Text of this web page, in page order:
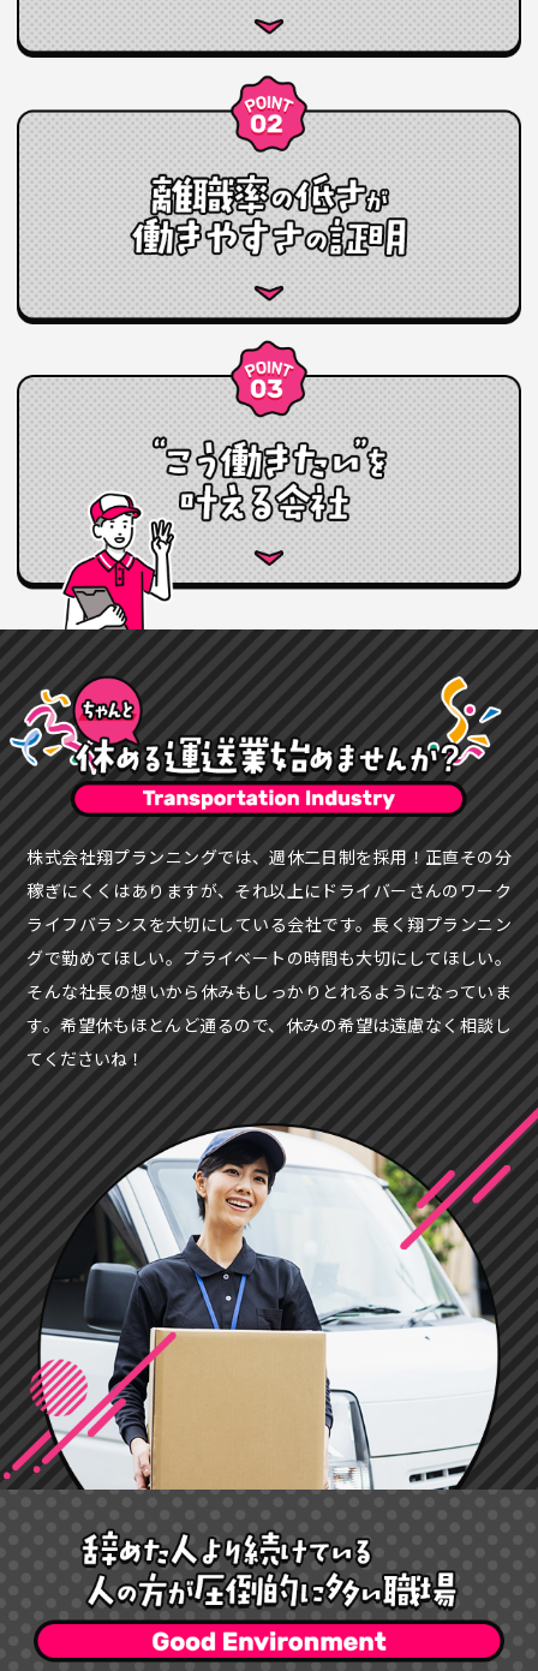
株式会社翔プランニングでは、週休二日制を採用！正直その分
稼ぎにくくはありますが、それ以上にドライバーさんのワーク
ライフバランスを大切にしている会社です。長く翔プランニン
グで勤めてほしい。プライベートの時間も大切にしてほしい。
そんな社長の想いから休みもしっかりとれるようになっていま
す。希望休もほとんど通るので、休みの希望は遠慮なく相談し
てくださいね！